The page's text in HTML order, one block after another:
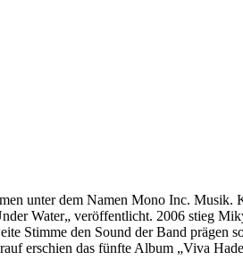
unter dem Namen Mono Inc.
Water„ veröffentlicht. 2006 stieg
Stimme den Sound der Band
erschien das fünfte Album „Viva